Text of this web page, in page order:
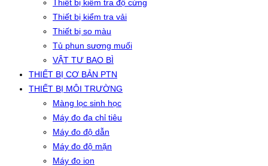
Thiết bị kiểm tra độ cứng
Thiết bị kiểm tra vải
Thiết bị so màu
Tủ phun sương muối
VẬT TƯ BAO BÌ
THIẾT BỊ CƠ BẢN PTN
THIẾT BỊ MÔI TRƯỜNG
Màng lọc sinh học
Máy đo đa chỉ tiêu
Máy đo độ dẫn
Máy đo độ mặn
Máy đo ion